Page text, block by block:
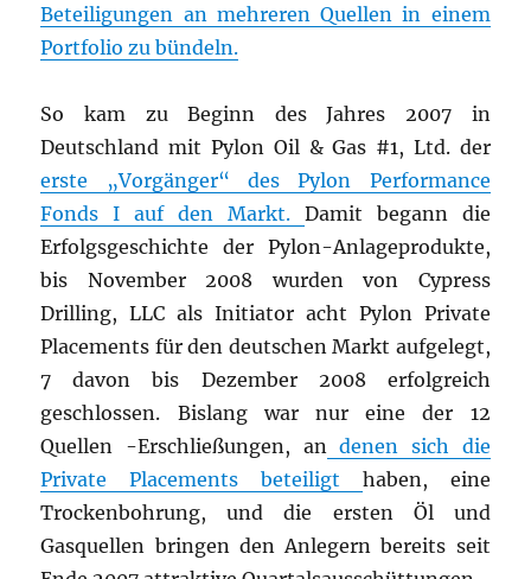
Beteiligungen an mehreren Quellen in einem
Portfolio zu bündeln.
So kam zu Beginn des Jahres 2007 in
Deutschland mit Pylon Oil & Gas #1, Ltd. der
erste „Vorgänger“ des Pylon Performance
Fonds I auf den Markt. Damit begann die
Erfolgsgeschichte der Pylon-Anlageprodukte,
bis November 2008 wurden von Cypress
Drilling, LLC als Initiator acht Pylon Private
Placements für den deutschen Markt aufgelegt,
7 davon bis Dezember 2008 erfolgreich
geschlossen. Bislang war nur eine der 12
Quellen -Erschließungen, andenen sich die
Private Placements beteiligt haben, eine
Trockenbohrung, und die ersten Öl und
Gasquellen bringen den Anlegern bereits seit